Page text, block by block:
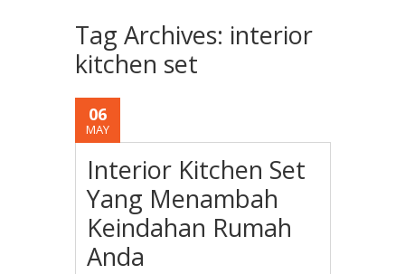
Tag Archives: interior
kitchen set
06
MAY
Interior Kitchen Set
Yang Menambah
Keindahan Rumah
Anda